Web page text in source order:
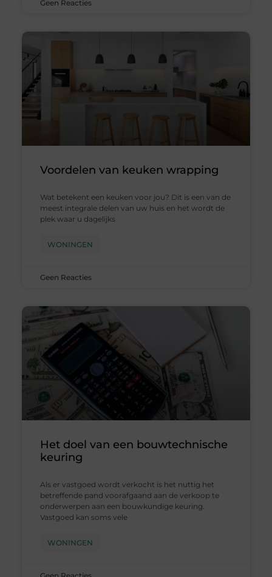
Geen Reacties
Voordelen van keuken wrapping
Wat betekent een keuken voor jou? Dit is een van de
meest integrale delen van uw huis en het wordt de
plek waar u dagelijks
WONINGEN
Geen Reacties
Het doel van een bouwtechnische
keuring
Als er vastgoed wordt verkocht is het nuttig het
betreffende pand voorafgaand aan de verkoop te
onderwerpen aan een bouwkundige keuring.
Vastgoed kan soms vele
WONINGEN